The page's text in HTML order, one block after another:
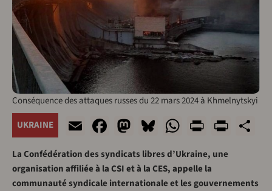
Conséquence des attaques russes du 22 mars 2024 à Khmelnytskyi
UKRAINE
EmailFacebook
Mastodon
Bluesky
WhatsApp
Print
La Confédération des syndicats libres d’Ukraine, une
organisation affiliée à la CSI et à la CES, appelle la
communauté syndicale internationale et les gouvernements